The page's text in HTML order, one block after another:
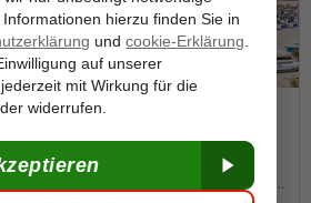
Sie in eine andere Zeit. Hier
ein und schlendern durch malerische,